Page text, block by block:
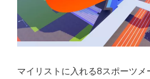
マイリストに入れる8スポーツメ